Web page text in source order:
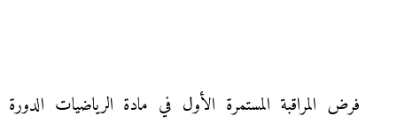
فرض المراقبة المستمرة الأول في مادة الرياضيات الدورة